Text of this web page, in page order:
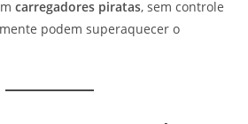
carregadores piratas, sem controle
podem superaquecer o